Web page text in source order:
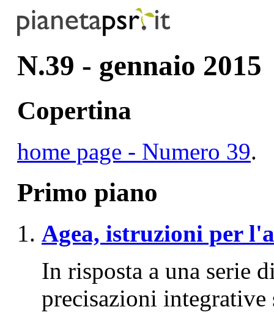
N.39 - gennaio 2015
Copertina
home page - Numero 39.
Primo piano
Agea, istruzioni per
In risposta a una serie
precisazioni